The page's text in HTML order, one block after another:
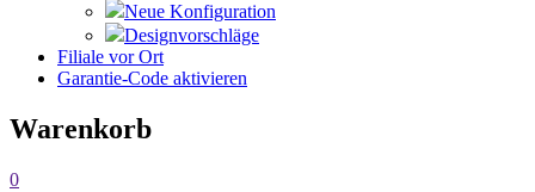
Neue Konfiguration
Designvorschläge
Filiale vor Ort
Garantie-Code aktivieren
Warenkorb
0